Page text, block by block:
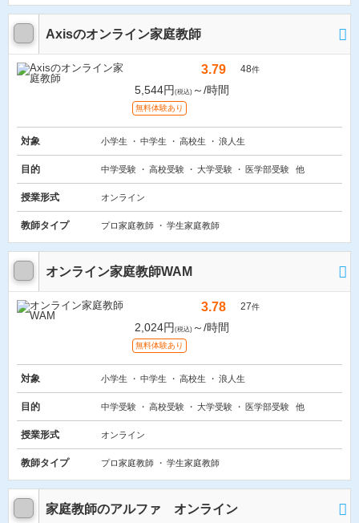
Axisのオンライン家庭教師
3.79 48件
5,544円 (税込) ～/時間
無料体験あり
対象 小学生 中学生 高校生 浪人生
目的 中学受験 高校受験 大学受験 医学部受験 他
授業形式 オンライン
教師タイプ プロ家庭教師 学生家庭教師
オンライン家庭教師WAM
3.78 27件
2,024円 (税込) ～/時間
無料体験あり
対象 小学生 中学生 高校生 浪人生
目的 中学受験 高校受験 大学受験 医学部受験 他
授業形式 オンライン
教師タイプ プロ家庭教師 学生家庭教師
家庭教師のアルファ オンライン